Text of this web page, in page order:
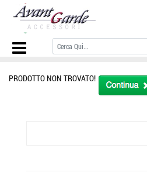
Home Page/Cravatta camouflage
mimetica bambino 3 12 anni
PRODOTTO NON TROVATO!